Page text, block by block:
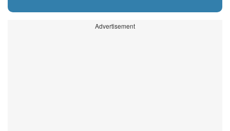
Advertisement